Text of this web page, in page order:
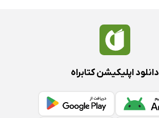
دانلود اپلیکیشن کتابراه